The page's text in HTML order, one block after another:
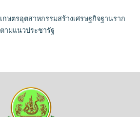
เกษตรอุตสาหกรรมสร้างเศรษฐกิจฐานราก
ตามแนวประชารัฐ